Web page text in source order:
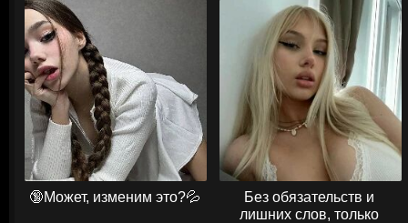
Каждый жест недоверия может стать последним. Но чем дольше они
между ними зарождается хрупкая связь. Говорить они могут только
начинают понимать друг друга. Эта связь способна исцелить их
🔞Может, изменим это?💦
Без обязательств и
лишних слов, только